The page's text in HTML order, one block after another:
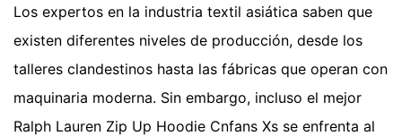
Los expertos en la industria textil asiática saben que
existen diferentes niveles de producción, desde los
talleres clandestinos hasta las fábricas que operan con
maquinaria moderna. Sin embargo, incluso el mejor
Ralph Lauren Zip Up Hoodie Cnfans Xs se enfrenta al